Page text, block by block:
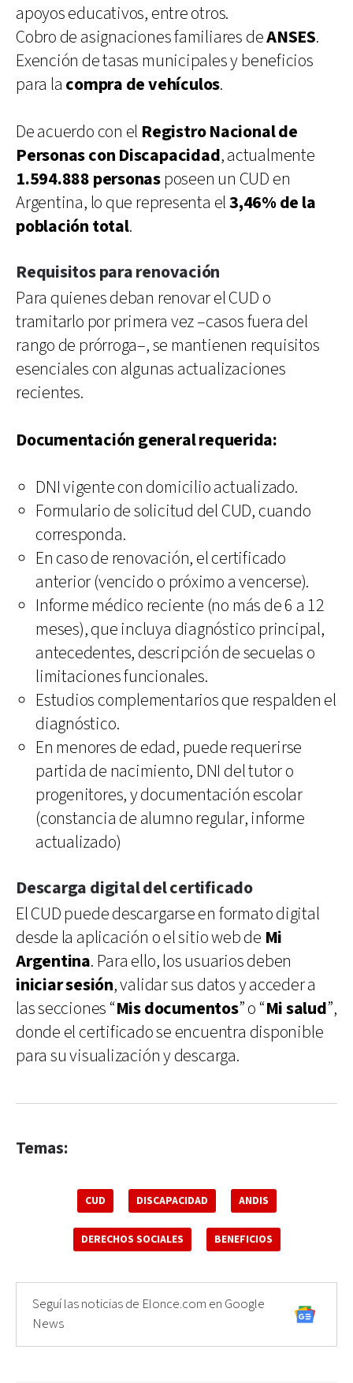
apoyos educativos, entre otros.
Cobro de asignaciones familiares deANSES.
Exención de tasas municipales y beneficios
para la compra de vehículos.
De acuerdo con el Registro Nacional de
Personas con Discapacidad, actualmente
1.594.888 personasposeen un CUD en
Argentina, lo que representa el3,46% de la
población total.
Requisitos para renovación
Para quienes deban renovar el CUD o
tramitarlo por primera vez –casos fuera del
rango de prórroga–, se mantienen requisitos
esenciales con algunas actualizaciones
recientes.
Documentación general requerida:
DNI vigente con domicilio actualizado.
Formulario de solicitud del CUD, cuando
corresponda.
En caso de renovación, el certificado
anterior (vencido o próximo a vencerse).
Informe médico reciente (no más de 6 a 12
meses), que incluya diagnóstico principal,
antecedentes, descripción de secuelas o
limitaciones funcionales.
Estudios complementarios que respalden el
diagnóstico.
En menores de edad, puede requerirse
partida de nacimiento, DNI del tutor o
progenitores, y documentación escolar
(constancia de alumno regular, informe
actualizado)
Descarga digital del certificado
El CUD puede descargarse en formato digital
desde la aplicación o el sitio web de Mi
Argentina. Para ello, los usuarios deben
iniciar sesión, validar sus datos y acceder a
las secciones “Mis documentos” o “Mi salud”,
donde el certificado se encuentra disponible
para su visualización y descarga.
Temas:
CUD DISCAPACIDAD ANDIS
DERECHOS SOCIALES BENEFICIOS
Seguí las noticias de Elonce.com en Google
News